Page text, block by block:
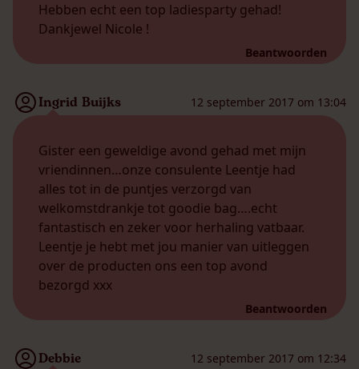
Hebben echt een top ladiesparty gehad!
Dankjewel Nicole !
Beantwoorden
Ingrid Buijks 12 september 2017 om 13:04
Gister een geweldige avond gehad met mijn
vriendinnen…onze consulente Leentje had
alles tot in de puntjes verzorgd van
welkomstdrankje tot goodie bag….echt
fantastisch en zeker voor herhaling vatbaar.
Leentje je hebt met jou manier van uitleggen
over de producten ons een top avond
bezorgd xxx
Beantwoorden
Debbie 12 september 2017 om 12:34